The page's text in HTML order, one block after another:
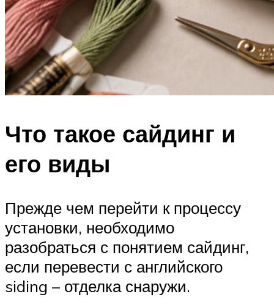
Что такое сайдинг и
его виды
Прежде чем перейти к процессу
установки, необходимо
разобраться с понятием сайдинг,
если перевести с английского
siding – отделка снаружи.